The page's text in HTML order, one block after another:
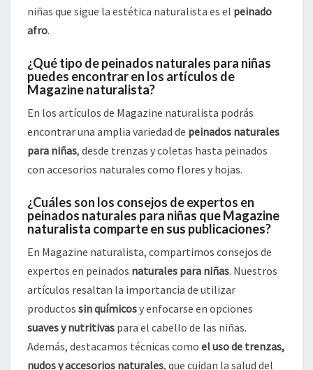
niñas que sigue la estética naturalista es el peinado
afro.
¿Qué tipo de peinados naturales para niñas
puedes encontrar en los artículos de
Magazine naturalista?
En los artículos de Magazine naturalista podrás
encontrar una amplia variedad de peinados naturales
para niñas, desde trenzas y coletas hasta peinados
con accesorios naturales como flores y hojas.
¿Cuáles son los consejos de expertos en
peinados naturales para niñas que Magazine
naturalista comparte en sus publicaciones?
En Magazine naturalista, compartimos consejos de
expertos en peinados naturales para niñas. Nuestros
artículos resaltan la importancia de utilizar
productos sin químicosy enfocarse en opciones
suaves y nutritivas para el cabello de las niñas.
Además, destacamos técnicas como el uso de trenzas,
nudos y accesorios naturales, que cuidan la salud del